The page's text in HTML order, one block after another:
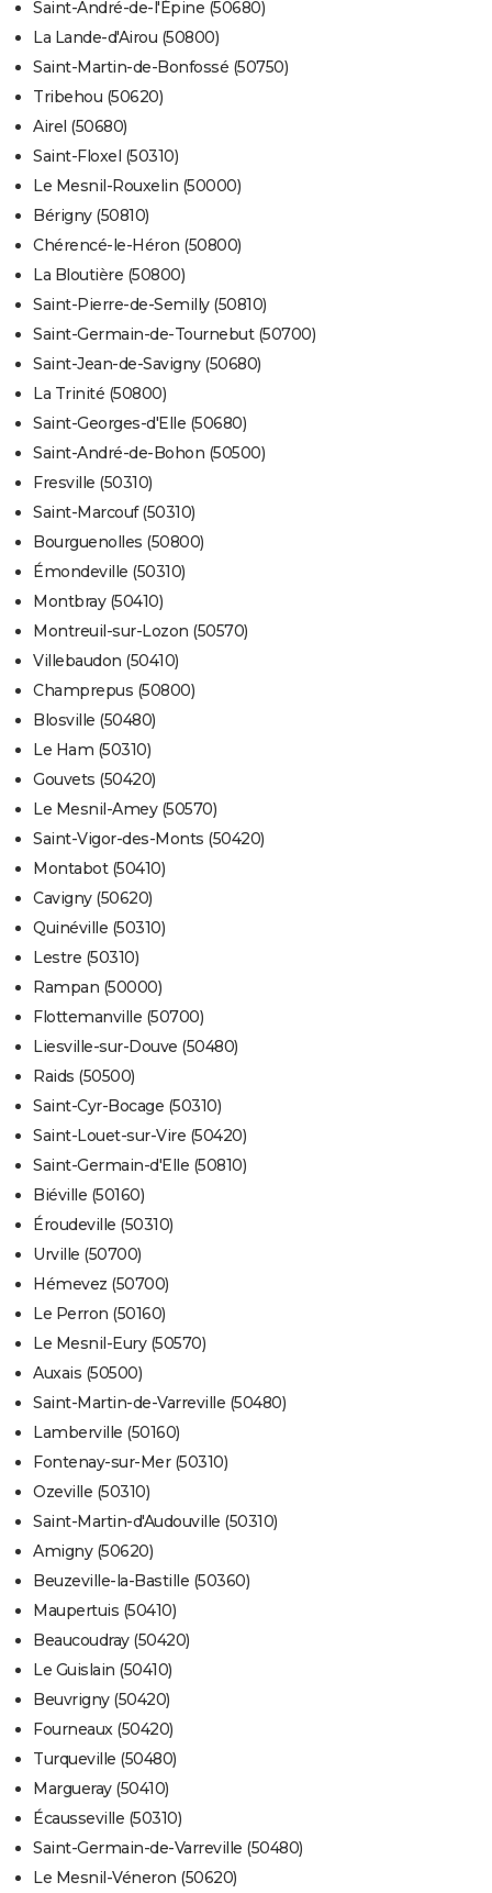
Saint-André-de-l'Épine (50680)
La Lande-d'Airou (50800)
Saint-Martin-de-Bonfossé (50750)
Tribehou (50620)
Airel (50680)
Saint-Floxel (50310)
Le Mesnil-Rouxelin (50000)
Bérigny (50810)
Chérencé-le-Héron (50800)
La Bloutière (50800)
Saint-Pierre-de-Semilly (50810)
Saint-Germain-de-Tournebut (50700)
Saint-Jean-de-Savigny (50680)
La Trinité (50800)
Saint-Georges-d'Elle (50680)
Saint-André-de-Bohon (50500)
Fresville (50310)
Saint-Marcouf (50310)
Bourguenolles (50800)
Émondeville (50310)
Montbray (50410)
Montreuil-sur-Lozon (50570)
Villebaudon (50410)
Champrepus (50800)
Blosville (50480)
Le Ham (50310)
Gouvets (50420)
Le Mesnil-Amey (50570)
Saint-Vigor-des-Monts (50420)
Montabot (50410)
Cavigny (50620)
Quinéville (50310)
Lestre (50310)
Rampan (50000)
Flottemanville (50700)
Liesville-sur-Douve (50480)
Raids (50500)
Saint-Cyr-Bocage (50310)
Saint-Louet-sur-Vire (50420)
Saint-Germain-d'Elle (50810)
Biéville (50160)
Éroudeville (50310)
Urville (50700)
Hémevez (50700)
Le Perron (50160)
Le Mesnil-Eury (50570)
Auxais (50500)
Saint-Martin-de-Varreville (50480)
Lamberville (50160)
Fontenay-sur-Mer (50310)
Ozeville (50310)
Saint-Martin-d'Audouville (50310)
Amigny (50620)
Beuzeville-la-Bastille (50360)
Maupertuis (50410)
Beaucoudray (50420)
Le Guislain (50410)
Beuvrigny (50420)
Fourneaux (50420)
Turqueville (50480)
Margueray (50410)
Écausseville (50310)
Saint-Germain-de-Varreville (50480)
Le Mesnil-Véneron (50620)